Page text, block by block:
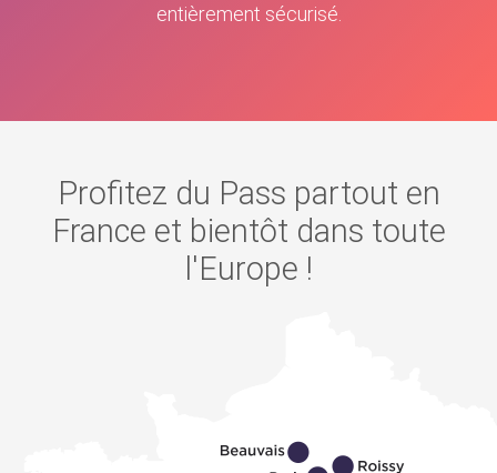
entièrement sécurisé.
Profitez du Pass partout en
France et bientôt dans toute
l'Europe !